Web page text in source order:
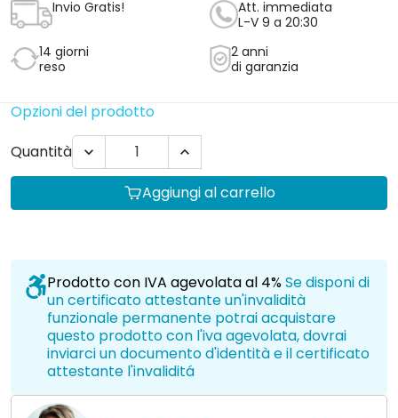
Invio Gratis!
Att. immediata
L-V 9 a 20:30
14 giorni
reso
2 anni
di garanzia
Opzioni del prodotto
Quantità
 
Aggiungi al carrello
Prodotto con IVA agevolata al 4%Se disponi di
un certificato attestante un'invalidità
funzionale permanente potrai acquistare
questo prodotto con l'iva agevolata, dovrai
inviarci un documento d'identità e il certificato
attestante l'invaliditá